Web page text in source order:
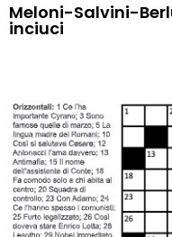
Meloni-Salvini-
inciuci